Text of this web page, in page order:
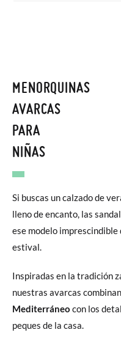
MENORQUINAS
AVARCAS
PARA
NIÑAS
Si buscas un calzado de
lleno de encanto, las
ese modelo
estival.
Inspiradas en la tradición
nuestras avarcas
Mediterráneo con los
peques de la casa.